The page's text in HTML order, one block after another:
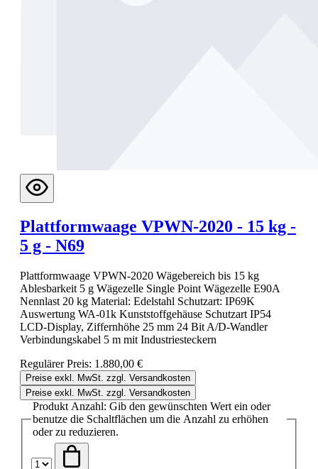
Plattformwaage VPWN-2020 - 15 kg -
5 g - N69
Plattformwaage VPWN-2020 Wägebereich bis 15 kg
Ablesbarkeit 5 g Wägezelle Single Point Wägezelle E90A
Nennlast 20 kg Material: Edelstahl Schutzart: IP69K
Auswertung WA-01k Kunststoffgehäuse Schutzart IP54
LCD-Display, Ziffernhöhe 25 mm 24 Bit A/D-Wandler
Verbindungskabel 5 m mit Industriesteckern
Regulärer Preis: 1.880,00 €
Preise exkl. MwSt. zzgl. Versandkosten
Preise exkl. MwSt. zzgl. Versandkosten
Produkt Anzahl: Gib den gewünschten Wert ein oder
benutze die Schaltflächen um die Anzahl zu erhöhen
oder zu reduzieren.